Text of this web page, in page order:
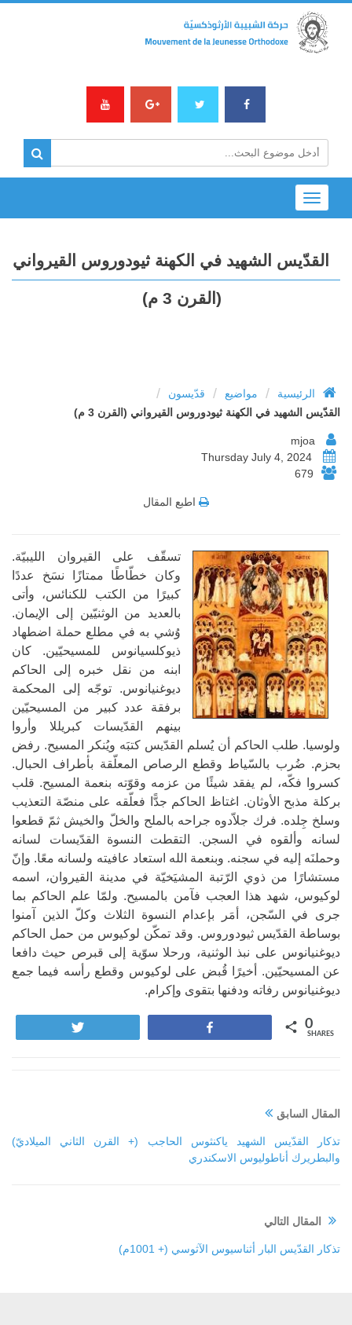
Toggle
navigation
القدّيس الشهيد في الكهنة ثيودوروس القيرواني
(القرن 3 م)
الرئيسية / مواضيع / قدّيسون /
القدّيس الشهيد في الكهنة ثيودوروس القيرواني (القرن 3 م)
679
اطبع المقال
تسقّف على القيروان الليبيّة.
وكان خطّاطًا ممتازًا نسَخ عددًا
كبيرًا من الكتب للكنائس، وأتى
بالعديد من الوثنيّين إلى الإيمان.
وُشي به في مطلع حملة اضطهاد
ذيوكلسيانوس للمسيحيّين. كان
ابنه من نقل خبره إلى الحاكم
ديوغنيانوس. توجّه إلى المحكمة
برفقة عدد كبير من المسيحيّين
بينهم القدّيسات كبريللا وأروا
ولوسيا. طلب الحاكم أن يُسلم القدّيس كتبَه ويُنكر المسيح. رفض
بحزم. ضُرب بالسّياط وقطع الرصاص المعلّقة بأطراف الحبال.
كسروا فكّه، لم يفقد شيئًا من عزمه وقوّته بنعمة المسيح. قلب
بركلة مذبح الأوثان. اغتاظ الحاكم جدًّا فعلّقه على منصّة التعذيب
وسلخ جِلده. فرك جلاّدوه جراحه بالملح والخلّ والخيش ثمّ قطعوا
لسانه وألقوه في السجن. التقطت النسوة القدّيسات لسانه
وحملنَه إليه في سجنه. وبنعمة الله استعاد عافيته ولسانه معًا. وإنّ
مستشارًا من ذوي الرّتبة المشيَخيّة في مدينة القيروان، اسمه
لوكيوس، شهد هذا العجب فآمن بالمسيح. ولمّا علم الحاكم بما
جرى في السّجن، أمَر بإعدام النسوة الثلاث وكلّ الذين آمنوا
بوساطة القدّيس ثيودوروس. وقد تمكّن لوكيوس من حمل الحاكم
ديوغنيانوس على نبذ الوثنية، ورحلا سوّية إلى قبرص حيث دافعا
عن المسيحيّين. أخيرًا قُبض على لوكيوس وقطع رأسه فيما جمع
ديوغنيانوس رفاته ودفنها بتقوى وإكرام.
0
SHARES
المقال السابق
تذكار القدّيس الشهيد ياكنثوس الحاجب (+ القرن الثاني الميلاديّ)
والبطريرك أناطوليوس الاسكندري
المقال التالي
تذكار القدّيس البار أثناسيوس الآثوسي (+ 1001م)